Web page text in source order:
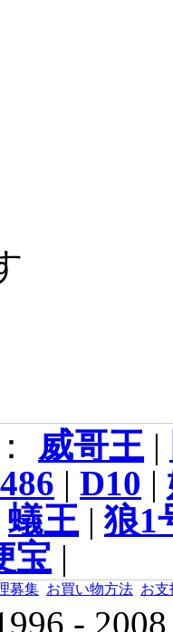
威哥王|
| D10 |
蟻王|狼1
宝 |
募集 お買い物方法 お支
-